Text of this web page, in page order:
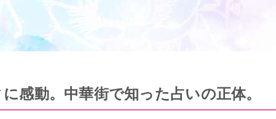
感動。中華街で知った占いの正体。